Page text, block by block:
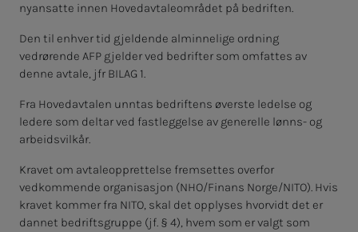
nyansatte innen Hovedavtaleområdet på bedriften.
Den til enhver tid gjeldende alminnelige ordning
vedrørende AFP gjelder ved bedrifter som omfattes av
denne avtale, jfr BILAG 1.
Fra Hovedavtalen unntas bedriftens øverste ledelse og
ledere som deltar ved fastleggelse av generelle lønns- og
arbeidsvilkår.
Kravet om avtaleopprettelse fremsettes overfor
vedkommende organisasjon (NHO/Finans Norge/NITO). Hvis
kravet kommer fra NITO, skal det opplyses hvorvidt det er
dannet bedriftsgruppe (jf. § 4), hvem som er valgt som